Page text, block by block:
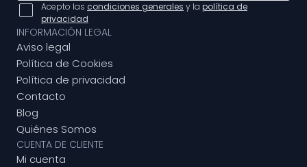
Acepto las condiciones generales y la política de
privacidad
INFORMACIÓN LEGAL
Aviso legal
Política de Cookies
Política de privacidad
Contacto
Blog
Quiénes Somos
CUENTA DE CLIENTE
Mi cuenta